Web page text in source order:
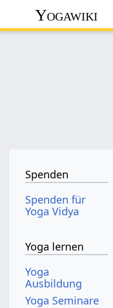
Yogawiki
Spenden
Spenden für
Yoga Vidya
Yoga lernen
Yoga
Ausbildung
Yoga Seminare